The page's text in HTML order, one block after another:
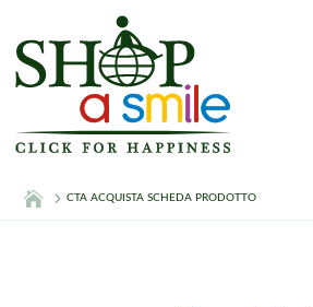
CTA ACQUISTA SCHEDA PRODOTTO